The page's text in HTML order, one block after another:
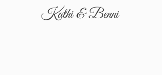
Kathi & Benni